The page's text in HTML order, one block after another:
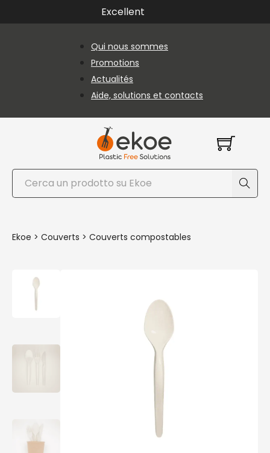
Passer au contenu principal
Passer au pied de page
Excellent
Qui nous sommes
Promotions
Actualités
Aide, solutions et contacts
Rechercher
Ekoe > Couverts > Couverts compostables